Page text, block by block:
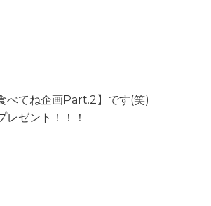
べてね企画Part.2】です(笑)
ゼント！！！